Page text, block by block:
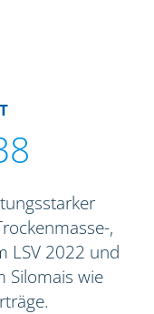
,
LSV 2022 und
Silomais wie